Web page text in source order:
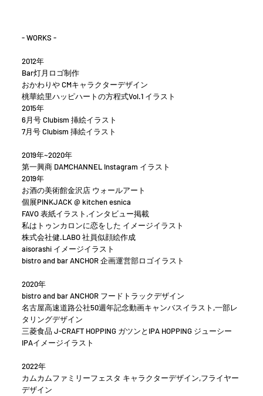
- WORKS -
2012年
Bar灯月ロゴ制作
おかわりや CMキャラクターデザイン
桃華絵里ハッピハートの方程式Vol.1 イラスト
2015年
6月号 Clubism 挿絵イラスト
7月号 Clubism 挿絵イラスト
2019年~2020年
第一興商 DAMCHANNEL Instagram イラスト
2019年
お酒の美術館金沢店 ウォールアート
個展PINKJACK @ kitchen esnica
FAVO 表紙イラスト,インタビュー掲載
私はトゥンカロンに恋をした イメージイラスト
株式会社健.LABO 社員似顔絵作成
aisorashi イメージイラスト
bistro and bar ANCHOR 企画運営部ロゴイラスト
2020年
bistro and bar ANCHOR フードトラックデザイン
名古屋高速道路公社50週年記念動画キャンバスイラスト,一部レ
タリングデザイン
三菱食品 J-CRAFT HOPPING ガツンとIPA HOPPING ジューシー
IPAイメージイラスト
2022年
カムカムファミリーフェスタ キャラクターデザイン,フライヤー
デザイン